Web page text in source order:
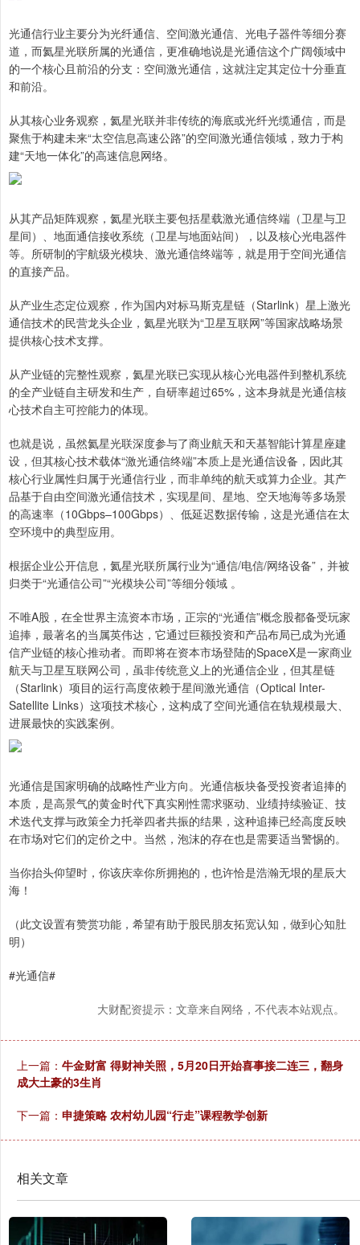
光通信行业主要分为光纤通信、空间激光通信、光电子器件等细分赛
道，而氦星光联所属的光通信，更准确地说是光通信这个广阔领域中
的一个核心且前沿的分支：空间激光通信，这就注定其定位十分垂直
和前沿。
从其核心业务观察，氦星光联并非传统的海底或光纤光缆通信，而是
聚焦于构建未来“太空信息高速公路”的空间激光通信领域，致力于构
建“天地一体化”的高速信息网络。
从其产品矩阵观察，氦星光联主要包括星载激光通信终端（卫星与卫
星间）、地面通信接收系统（卫星与地面站间），以及核心光电器件
等。所研制的宇航级光模块、激光通信终端等，就是用于空间光通信
的直接产品。
从产业生态定位观察，作为国内对标马斯克星链（Starlink）星上激光
通信技术的民营龙头企业，氦星光联为“卫星互联网”等国家战略场景
提供核心技术支撑。
从产业链的完整性观察，氦星光联已实现从核心光电器件到整机系统
的全产业链自主研发和生产，自研率超过65%，这本身就是光通信核
心技术自主可控能力的体现。
也就是说，虽然氦星光联深度参与‌了商业航天‌和‌天基智能计算星座‌建
设，但其核心技术载体“激光通信终端‌”本质上是‌光通信设备‌，因此其
核心行业属性归属于‌光通信行业‌，而非单纯的航天或算力企业。其产
品基于‌自由空间激光通信技术‌，实现星间、星地、空天地海等多场景
的高速率（10Gbps–100Gbps）、低延迟数据传输，这是光通信在太
空环境中的典型应用。
根据企业公开信息，氦星光联所属行业为“通信/电信/网络设备”，并被
归类于“光通信公司”“光模块公司”等细分领域 。
不唯A股，在全世界主流资本市场，正宗的“光通信”概念股都备受玩家
追捧，最著名的当属英伟达，它通过巨额投资和产品布局已成为光通
信产业链的核心推动者。而即将在资本市场登陆的SpaceX是一家商业
航天与卫星互联网公司，虽非传统意义上的光通信企业，但其星链
（Starlink）项目的运行高度依赖于星间激光通信（Optical Inter-
Satellite Links）这项技术核心，这构成了空间光通信在轨规模最大、
进展最快的实践案例。
光通信是国家明确的战略性产业方向。光通信板块备受投资者追捧的
本质，是高景气的黄金时代下真实刚性需求驱动、业绩持续验证、技
术迭代支撑与政策全力托举四者共振的结果，这种追捧已经高度反映
在市场对它们的定价之中。当然，泡沫的存在也是需要适当警惕的。
当你抬头仰望时，你该庆幸你所拥抱的，也许恰是浩瀚无垠的星辰大
海！
（此文设置有赞赏功能，希望有助于股民朋友拓宽认知，做到心知肚
明）
​​#光通信#​​​
大财配资提示：文章来自网络，不代表本站观点。
上一篇： 牛金财富 得财神关照，5月20日开始喜事接二连三，翻身
成大土豪的3生肖
下一篇： 申捷策略 农村幼儿园“行走”课程教学创新
相关文章